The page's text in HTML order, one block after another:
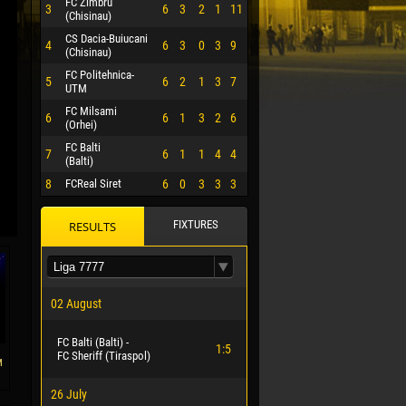
3
(Chisinau)
6 3 2 1 11
4
CS Dacia-Buiucani
(Chisinau)
6 3 0 3 9
5
FC Politehnica-
UTM
6 2 1 3 7
6
FC Milsami
(Orhei)
6 1 3 2 6
7
FC Balti
(Balti)
6 1 1 4 4
8 FCReal Siret 6 0 3 3 3
RESULTS FIXTURES
02 August
FC Balti (Balti) -
FC Sheriff (Tiraspol)
1:5
26 July